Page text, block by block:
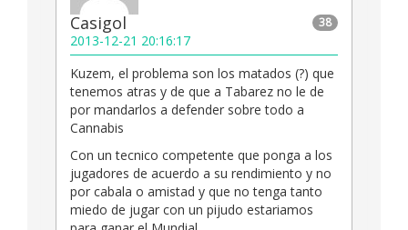
38
Casigol
2013-12-21 20:16:17
Kuzem, el problema son los matados (?) que
tenemos atras y de que a Tabarez no le de
por mandarlos a defender sobre todo a
Cannabis
Con un tecnico competente que ponga a los
jugadores de acuerdo a su rendimiento y no
por cabala o amistad y que no tenga tanto
miedo de jugar con un pijudo estariamos